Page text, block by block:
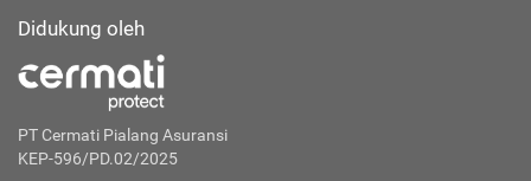
Didukung oleh
PT Cermati Pialang Asuransi
KEP-596/PD.02/2025